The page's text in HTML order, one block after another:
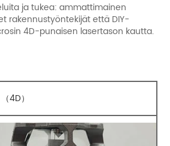
ja tukea: ammattimainen
rakennustyöntekijät että DIY-
4D-punaisen lasertason kautta.
4D）